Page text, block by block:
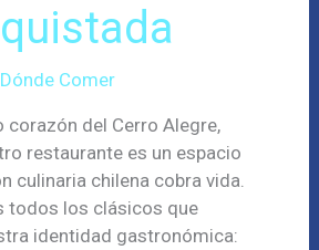
Dónde Comer
corazón del Cerro Alegre,
restaurante es un espacio
culinaria chilena cobra vida.
todos los clásicos que
identidad gastronómica: